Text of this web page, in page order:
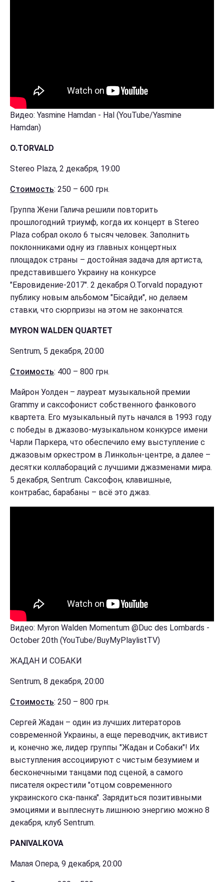
Видео: Yasmine Hamdan - Hal (YouTube/Yasmine
Hamdan)
O.TORVALD
Stereo Plaza, 2 декабря, 19:00
Стоимость: 250 – 600 грн.
Группа Жени Галича решили повторить
прошлогодний триумф, когда их концерт в Stereo
Plaza собрал около 6 тысяч человек. Заполнить
поклонниками одну из главных концертных
площадок страны – достойная задача для артиста,
представившего Украину на конкурсе
"Евровидение-2017". 2 декабря O.Torvald порадуют
публику новым альбомом "Бісайди", но делаем
ставки, что сюрпризы на этом не закончатся.
MYRON WALDEN QUARTET
Sentrum, 5 декабря, 20:00
Стоимость: 400 – 800 грн.
Майрон Уолден – лауреат музыкальной премии
Grammy и саксофонист собственного фанкового
квартета. Его музыкальный путь начался в 1993 году
с победы в джазово-музыкальном конкурсе имени
Чарли Паркера, что обеспечило ему выступление с
джазовым оркестром в Линкольн-центре, а далее –
десятки коллабораций с лучшими джазменами мира.
5 декабря, Sentrum. Саксофон, клавишные,
контрабас, барабаны – всё это джаз.
Видео: Myron Walden Momentum @Duc des Lombards -
October 20th (YouTube/BuyMyPlaylistTV)
ЖАДАН И СОБАКИ
Sentrum, 8 декабря, 20:00
Стоимость: 250 – 800 грн.
Сергей Жадан – один из лучших литераторов
современной Украины, а еще переводчик, активист
и, конечно же, лидер группы "Жадан и Собаки"! Их
выступления ассоциируют с чистым безумием и
бесконечными танцами под сценой, а самого
писателя окрестили "отцом современного
украинского ска-панка". Зарядиться позитивными
эмоциями и выплеснуть лишнюю энергию можно 8
декабря, клуб Sentrum.
PANIVALKOVA
Малая Опера, 9 декабря, 20:00